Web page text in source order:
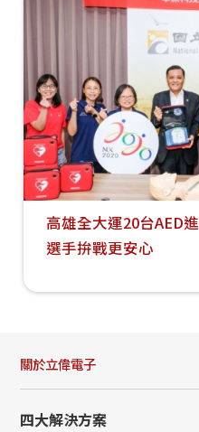
高雄全大運20台AED
選手拚戰更安心
關於立偉電子
四大解決方案